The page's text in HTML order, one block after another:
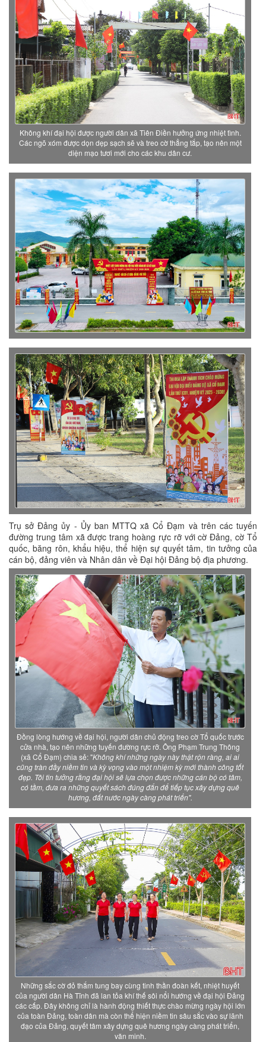
Không khí đại hội được người dân xã Tiên Điền hưởng ứng nhiệt tình.
Các ngõ xóm được dọn dẹp sạch sẽ và treo cờ thẳng tắp, tạo nên một
diện mạo tươi mới cho các khu dân cư.
Trụ sở Đảng ủy - Ủy ban MTTQ xã Cổ Đạm và trên các tuyến
đường trung tâm xã được trang hoàng rực rỡ với cờ Đảng, cờ Tổ
quốc, băng rôn, khẩu hiệu, thể hiện sự quyết tâm, tin tưởng của
cán bộ, đảng viên và Nhân dân về Đại hội Đảng bộ địa phương.
Đồng lòng hướng về đại hội, người dân chủ động treo cờ Tổ quốc trước
cửa nhà, tạo nên những tuyến đường rực rỡ. Ông Phạm Trung Thông
(xã Cổ Đạm) chia sẻ: "Không khí những ngày này thật rộn ràng, ai ai
cũng tràn đầy niềm tin và kỳ vọng vào một nhiệm kỳ mới thành công tốt
đẹp. Tôi tin tưởng rằng đại hội sẽ lựa chọn được những cán bộ có tâm,
có tầm, đưa ra những quyết sách đúng đắn để tiếp tục xây dựng quê
hương, đất nước ngày càng phát triển".
Những sắc cờ đỏ thắm tung bay cùng tinh thần đoàn kết, nhiệt huyết
của người dân Hà Tĩnh đã lan tỏa khí thế sôi nổi hướng về đại hội Đảng
các cấp. Đây không chỉ là hành động thiết thực chào mừng ngày hội lớn
của toàn Đảng, toàn dân mà còn thể hiện niềm tin sâu sắc vào sự lãnh
đạo của Đảng, quyết tâm xây dựng quê hương ngày càng phát triển,
văn minh.